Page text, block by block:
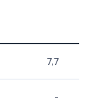
7,7
-